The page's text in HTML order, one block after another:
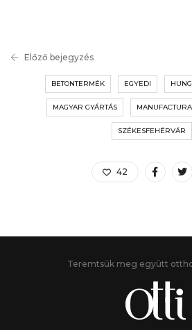
Előző bejegyzés
BETONTERMÉK EGYEDI
MAGYAR GYÁRTÁS MANUFACTURA
SZÉKESFEHÉRVÁR
42
Teremtsük meg együtt